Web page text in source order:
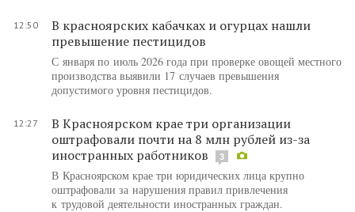
12:50
В красноярских кабачках и огурцах нашли
превышение пестицидов
С января по июль 2026 года при проверке овощей местного
производства выявили 17 случаев превышения
допустимого уровня пестицидов.
12:27
В Красноярском крае три организации
оштрафовали почти на 8 млн рублей из-за
иностранных работников
3
В Красноярском крае три юридических лица крупно
оштрафовали за нарушения правил привлечения
к трудовой деятельности иностранных граждан.